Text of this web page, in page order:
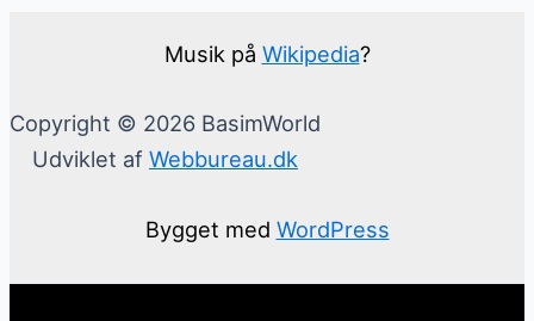
Musik på Wikipedia?
Copyright © 2026 BasimWorld
Udviklet af Webbureau.dk
Bygget med WordPress